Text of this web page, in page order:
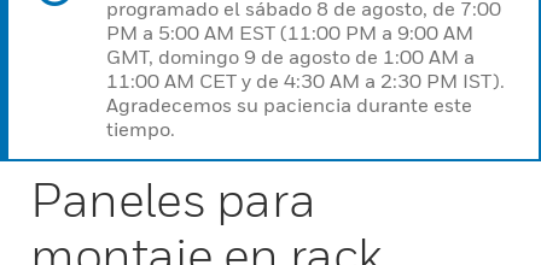
programado el sábado 8 de agosto, de 7:00
PM a 5:00 AM EST (11:00 PM a 9:00 AM
GMT, domingo 9 de agosto de 1:00 AM a
11:00 AM CET y de 4:30 AM a 2:30 PM IST).
Agradecemos su paciencia durante este
tiempo.
Paneles para